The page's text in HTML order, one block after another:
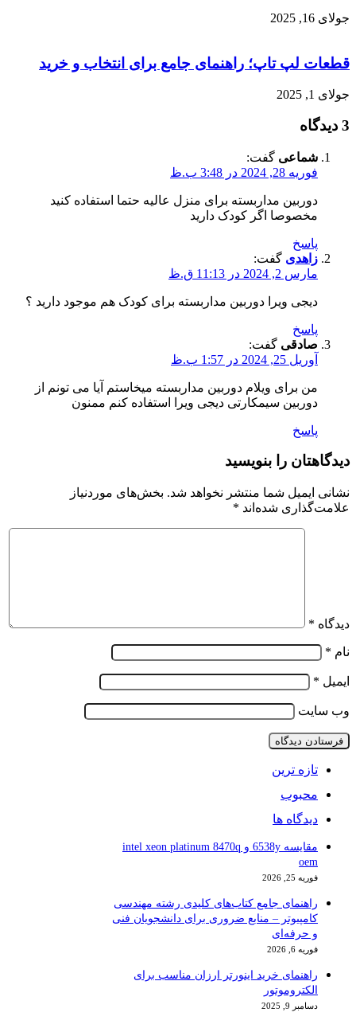
جولای 16, 2025
قطعات لپ تاپ؛ راهنمای جامع برای انتخاب و خرید
جولای 1, 2025
3 دیدگاه
شماعی گفت:
فوریه 28, 2024 در 3:48 ب.ظ
دوربین مداربسته برای منزل عالیه حتما استفاده کنید
مخصوصا اگر کودک دارید
پاسخ
زاهدی گفت:
مارس 2, 2024 در 11:13 ق.ظ
دیجی ویرا دوربین مداربسته برای کودک هم موجود دارید ؟
پاسخ
صادقی گفت:
آوریل 25, 2024 در 1:57 ب.ظ
من برای ویلام دوربین مداربسته میخاستم آیا می تونم از
دوربین سیمکارتی دیجی ویرا استفاده کنم ممنون
پاسخ
دیدگاهتان را بنویسید
نشانی ایمیل شما منتشر نخواهد شد. بخش‌های موردنیاز
علامت‌گذاری شده‌اند *
دیدگاه *
نام *
ایمیل *
وب‌ سایت
تازه ترین
محبوب
دیدگاه ها
مقایسه 6538y و intel xeon platinum 8470q
oem
فوریه 25, 2026
راهنمای جامع کتاب‌های کلیدی رشته مهندسی
کامپیوتر – منابع ضروری برای دانشجویان فنی
و حرفه‌ای
فوریه 6, 2026
راهنمای خرید اینورتر ارزان مناسب برای
الکتروموتور
دسامبر 9, 2025